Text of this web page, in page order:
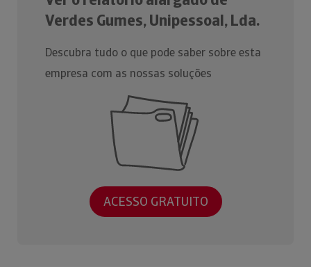
Verdes Gumes, Unipessoal, Lda.
Descubra tudo o que pode saber sobre esta
empresa com as nossas soluções
ACESSO GRATUITO